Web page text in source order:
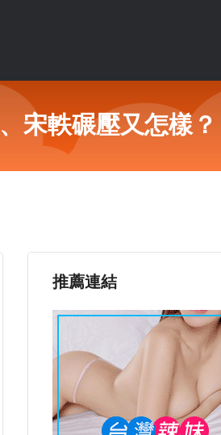
宋軼碾壓又怎樣？
推薦連結